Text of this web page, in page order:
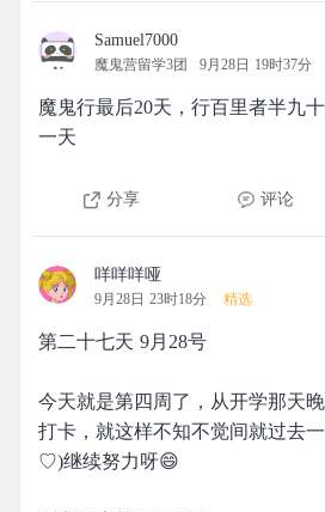
Samuel7000
魔鬼营留学3团 9月28日 19时37分
魔鬼行最后20天，行百里者半九
一天
分享 评论
咩咩咩哑
9月28日 23时18分 精选
第二十七天 9月28号
今天就是第四周了，从开学那天
打卡，就这样不知不觉间就过去
♡)继续努力呀😄